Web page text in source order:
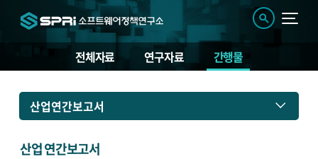
전체자료 연구자료 간행물
산업연간보고서
산업 연간보고서